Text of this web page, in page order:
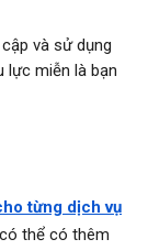
và sử dụng
lực miễn là bạn
từng dịch vụ
thể có thêm